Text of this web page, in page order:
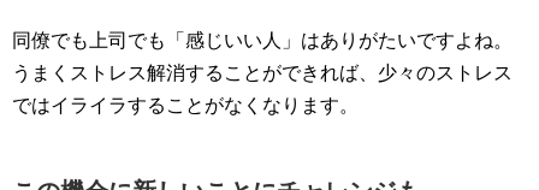
同僚でも上司でも「感じいい人」はありがたいですよね。
うまくストレス解消することができれば、少々のストレス
ではイライラすることがなくなります。